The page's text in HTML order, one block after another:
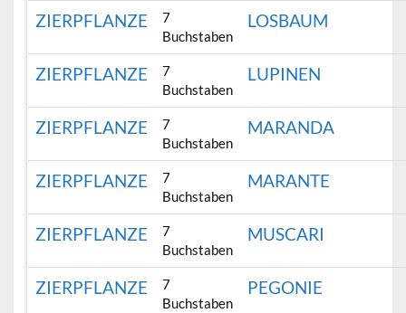
ZIERPFLANZE
7
Buchstaben
LOSBAUM
ZIERPFLANZE
7
Buchstaben
LUPINEN
ZIERPFLANZE
7
Buchstaben
MARANDA
ZIERPFLANZE
7
Buchstaben
MARANTE
ZIERPFLANZE
7
Buchstaben
MUSCARI
ZIERPFLANZE
7
Buchstaben
PEGONIE